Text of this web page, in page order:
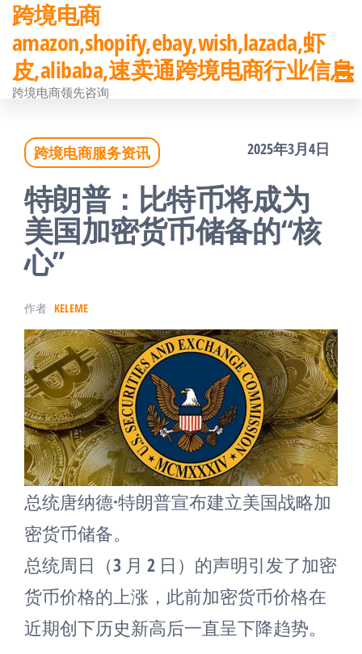
前
往
内
跨境电商
amazon,shopify,ebay,wish,lazada,虾
皮,alibaba,速卖通跨境电商行业信息
跨境电商领先咨询
跨境电商服务资讯 2025年3月4日
特朗普：比特币将成为
美国加密货币储备的“核
心”
作者 KELEME
总统唐纳德·特朗普宣布建立美国战略加
密货币储备。
总统周日（3 月 2 日）的声明引发了加密
货币价格的上涨，此前加密货币价格在
近期创下历史新高后一直呈下降趋势。